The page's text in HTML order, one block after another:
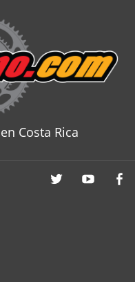
Costa Rica